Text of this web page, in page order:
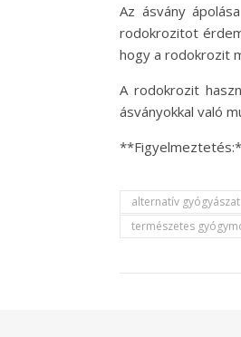
Az ásvány
rodokrozitot
hogy a rodokrozit
A rodokrozit
ásványokkal való
alternatív gyógyászat
természetes